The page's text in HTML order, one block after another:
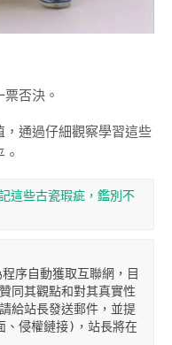
否決。
通過仔細觀察學習這些
這些古瓷瑕疵，鑑別不
序自動獲取互聯網，目
同其觀點和對其真實性
給站長發送郵件，並提
、侵權鏈接)，站長將在